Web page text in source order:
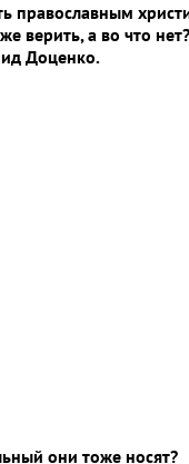
православным
верить, а во что
Доценко.
они тоже носят?